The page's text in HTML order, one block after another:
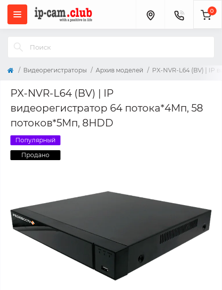
0
Видеорегистраторы Архив моделей PX-NVR-L64 (BV) | IP
PX-NVR-L64 (BV) | IP
видеорегистратор 64 потока*4Мп, 58
потоков*5Мп, 8HDD
Популярный
Продано